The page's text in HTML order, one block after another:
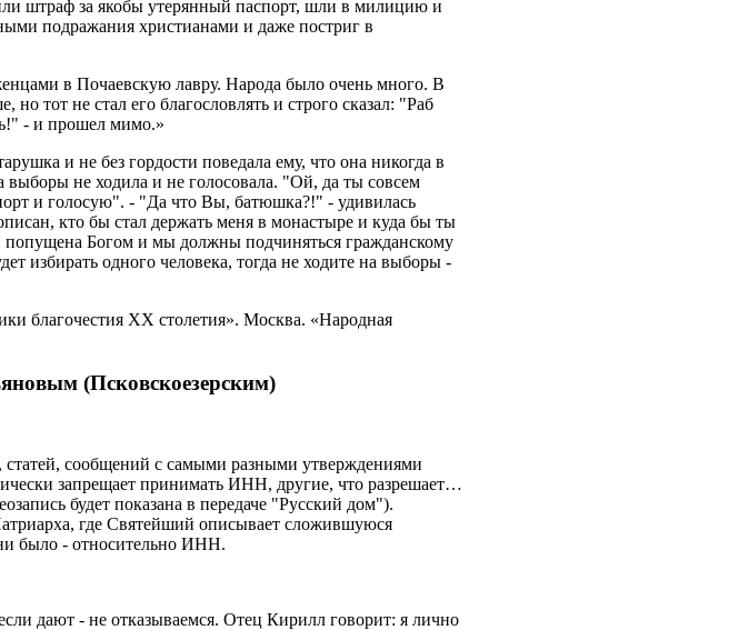
штраф за якобы утерянный паспорт, шли в милицию и
подражания христианами и даже постриг в
в Почаевскую лавру. Народа было очень много. В
, но тот не стал его благословлять и строго сказал: "Раб
- и прошел мимо.»
и не без гордости поведала ему, что она никогда в
выборы не ходила и не голосовала. "Ой, да ты совсем
и голосую". - "Да что Вы, батюшка?!" - удивилась
кто бы стал держать меня в монастыре и куда бы ты
попущена Богом и мы должны подчиняться гражданскому
избирать одного человека, тогда не ходите на выборы -
благочестия XX столетия». Москва. «Народная
(Псковскоезерским)
сообщений с самыми разными утверждениями
запрещает принимать ИНН, другие, что разрешает…
будет показана в передаче "Русский дом").
где Святейший описывает сложившуюся
было - относительно ИНН.
дают - не отказываемся. Отец Кирилл говорит: я лично